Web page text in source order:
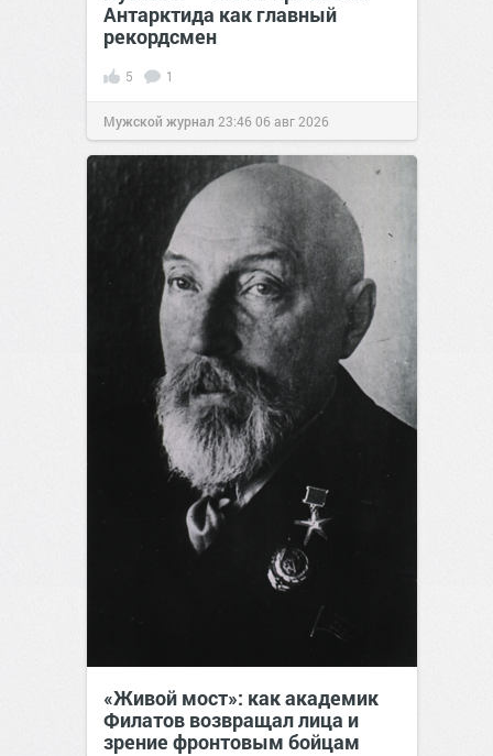
Антарктида как главный
рекордсмен
5 1
Мужской журнал 23:4606 авг 2026
«Живой мост»: как академик
Филатов возвращал лица и
зрение фронтовым бойцам